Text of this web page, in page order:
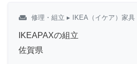
weekend 修理・組立 ▸ IKEA（イケア）家具
IKEAPAXの組立
佐賀県